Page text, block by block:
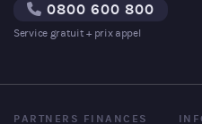
0800 600 800
Service gratuit + prix appel
PARTNERS FINANCES